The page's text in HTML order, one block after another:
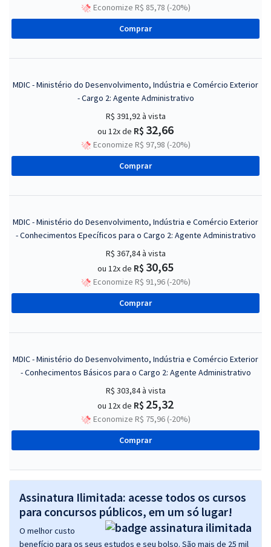
Economize R$ 85,78 (-20%)
Comprar
MDIC - Ministério do Desenvolvimento, Indústria e Comércio Exterior
- Cargo 2: Agente Administrativo
R$ 391,92à vista
ou 12x de R$ 32,66
Economize R$ 97,98 (-20%)
Comprar
MDIC - Ministério do Desenvolvimento, Indústria e Comércio Exterior
- Conhecimentos Epecíficos para o Cargo 2: Agente Administrativo
R$ 367,84à vista
ou 12x de R$ 30,65
Economize R$ 91,96 (-20%)
Comprar
MDIC - Ministério do Desenvolvimento, Indústria e Comércio Exterior
- Conhecimentos Básicos para o Cargo 2: Agente Administrativo
R$ 303,84à vista
ou 12x de R$ 25,32
Economize R$ 75,96 (-20%)
Comprar
Assinatura Ilimitada: acesse todos os cursos
para concursos públicos, em um só lugar!
O melhor custo
benefício para os seus estudos e seu bolso. São mais de 25 mil